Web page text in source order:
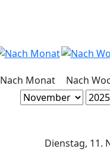
Nach Monat Nach
Dienstag, 11.